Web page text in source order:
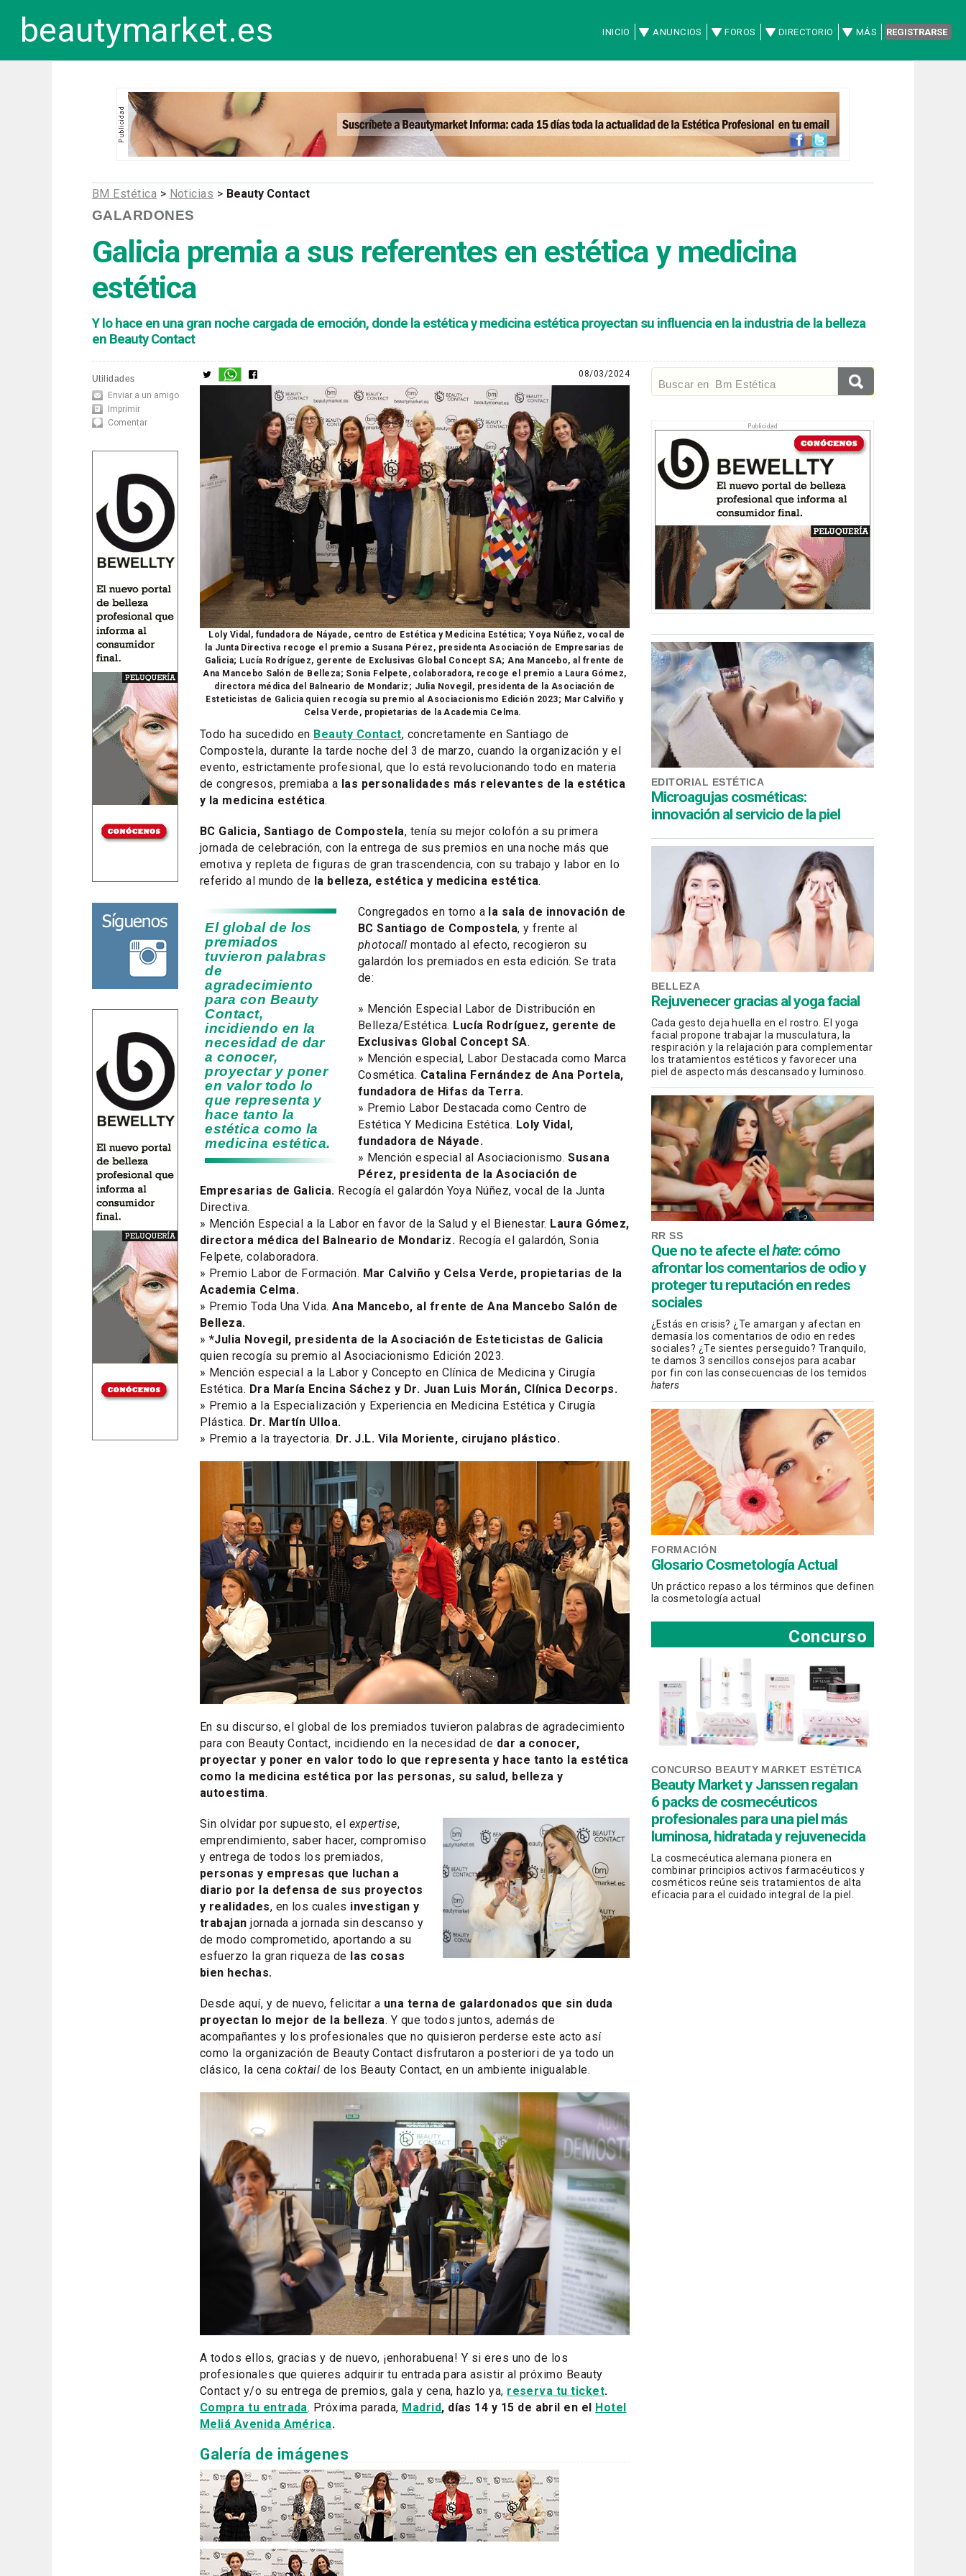
beautymarket.es INICIO ANUNCIOS FOROS DIRECTORIO MÁS REGISTRARSE
BM Estética > Noticias > Beauty Contact
GALARDONES
Galicia premia a sus referentes en estética y medicina
estética
Y lo hace en una gran noche cargada de emoción, donde la estética y medicina estética proyectan su influencia en la industria de la belleza
en Beauty Contact
Utilidades
Enviar a un amigo
Imprimir
Comentar
EDITORIAL ESTÉTICA
Microagujas cosméticas:
innovación al servicio de la piel
BELLEZA
Rejuvenecer gracias al yoga facial
Cada gesto deja huella en el rostro. El yoga
facial propone trabajar la musculatura, la
respiración y la relajación para complementar
los tratamientos estéticos y favorecer una
piel de aspecto más descansado y luminoso.
RR SS
Que no te afecte el hate: cómo
afrontar los comentarios de odio y
proteger tu reputación en redes
sociales
¿Estás en crisis? ¿Te amargan y afectan en
demasía los comentarios de odio en redes
sociales? ¿Te sientes perseguido? Tranquilo,
te damos 3 sencillos consejos para acabar
por fin con las consecuencias de los temidos
haters
FORMACIÓN
Glosario Cosmetología Actual
Un práctico repaso a los términos que definen
la cosmetología actual
Concurso
CONCURSO BEAUTY MARKET ESTÉTICA
Beauty Market y Janssen regalan
6 packs de cosmecéuticos
profesionales para una piel más
luminosa, hidratada y rejuvenecida
La cosmecéutica alemana pionera en
combinar principios activos farmacéuticos y
cosméticos reúne seis tratamientos de alta
eficacia para el cuidado integral de la piel.
08/03/2024
Loly Vidal, fundadora de Náyade, centro de Estética y Medicina Estética; Yoya Núñez, vocal de
la Junta Directiva recoge el premio a Susana Pérez, presidenta Asociación de Empresarias de
Galicia; Lucía Rodríguez, gerente de Exclusivas Global Concept SA; Ana Mancebo, al frente de
Ana Mancebo Salón de Belleza; Sonia Felpete, colaboradora, recoge el premio a Laura Gómez,
directora médica del Balneario de Mondariz; Julia Novegil, presidenta de la Asociación de
Esteticistas de Galicia quien recogía su premio al Asociacionismo Edición 2023; Mar Calviño y
Celsa Verde, propietarias de la Academia Celma.
Todo ha sucedido en Beauty Contact, concretamente en Santiago de
Compostela, durante la tarde noche del 3 de marzo, cuando la organización y el
evento, estrictamente profesional, que lo está revolucionando todo en materia
de congresos, premiaba a las personalidades más relevantes de la estética
y la medicina estética.
BC Galicia, Santiago de Compostela, tenía su mejor colofón a su primera
jornada de celebración, con la entrega de sus premios en una noche más que
emotiva y repleta de figuras de gran trascendencia, con su trabajo y labor en lo
referido al mundo de la belleza, estética y medicina estética.
El global de los
premiados
tuvieron palabras
de
agradecimiento
para con Beauty
Contact,
incidiendo en la
necesidad de dar
a conocer,
proyectar y poner
en valor todo lo
que representa y
hace tanto la
estética como la
medicina estética.
Congregados en torno a la sala de innovación de
BC Santiago de Compostela, y frente al
photocall montado al efecto, recogieron su
galardón los premiados en esta edición. Se trata
de:
» Mención Especial Labor de Distribución en
Belleza/Estética. Lucía Rodríguez, gerente de
Exclusivas Global Concept SA.
» Mención especial, Labor Destacada como Marca
Cosmética. Catalina Fernández de Ana Portela,
fundadora de Hifas da Terra.
» Premio Labor Destacada como Centro de
Estética Y Medicina Estética. Loly Vidal,
fundadora de Náyade.
» Mención especial al Asociacionismo.Susana
Pérez, presidenta de la Asociación de
Empresarias de Galicia. Recogía el galardón Yoya Núñez, vocal de la Junta
Directiva.
» Mención Especial a la Labor en favor de la Salud y el Bienestar. Laura Gómez,
directora médica del Balneario de Mondariz. Recogía el galardón, Sonia
Felpete, colaboradora.
» Premio Labor de Formación. Mar Calviño y Celsa Verde, propietarias de la
Academia Celma.
» Premio Toda Una Vida.Ana Mancebo, al frente de Ana Mancebo Salón de
Belleza.
» *Julia Novegil, presidenta de la Asociación de Esteticistas de Galicia
quien recogía su premio al Asociacionismo Edición 2023.
» Mención especial a la Labor y Concepto en Clínica de Medicina y Cirugía
Estética. Dra María Encina Sáchez y Dr. Juan Luis Morán, Clínica Decorps.
» Premio a la Especialización y Experiencia en Medicina Estética y Cirugía
Plástica. Dr. Martín Ulloa.
» Premio a la trayectoria. Dr. J.L. Vila Moriente, cirujano plástico.
En su discurso, el global de los premiados tuvieron palabras de agradecimiento
para con Beauty Contact, incidiendo en la necesidad de dar a conocer,
proyectar y poner en valor todo lo que representa y hace tanto la estética
como la medicina estética por las personas, su salud, belleza y
autoestima.
Sin olvidar por supuesto, el expertise,
emprendimiento, saber hacer, compromiso
y entrega de todos los premiados,
personas y empresas que luchan a
diario por la defensa de sus proyectos
y realidades, en los cuales investigan y
trabajan jornada a jornada sin descanso y
de modo comprometido, aportando a su
esfuerzo la gran riqueza de las cosas
bien hechas.
Desde aquí, y de nuevo, felicitar a una terna de galardonados que sin duda
proyectan lo mejor de la belleza. Y que todos juntos, además de
acompañantes y los profesionales que no quisieron perderse este acto así
como la organización de Beauty Contact disfrutaron a posteriori de ya todo un
clásico, la cena coktail de los Beauty Contact, en un ambiente inigualable.
A todos ellos, gracias y de nuevo, ¡enhorabuena! Y si eres uno de los
profesionales que quieres adquirir tu entrada para asistir al próximo Beauty
Contact y/o su entrega de premios, gala y cena, hazlo ya, reserva tu ticket.
Compra tu entrada. Próxima parada, Madrid, días 14 y 15 de abril en el Hotel
Meliá Avenida América.
Galería de imágenes